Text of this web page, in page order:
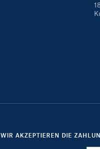
WIR AKZEPTIEREN DIE